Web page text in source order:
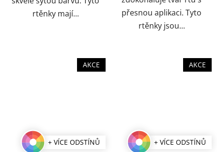
rtěnky mají...
přesnou aplikaci. Tyto
rtěnky jsou...
AKCE
+ VÍCE ODSTÍNŮ
AKCE
+ VÍCE ODSTÍNŮ